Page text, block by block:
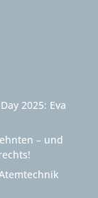
2025: Eva
– und